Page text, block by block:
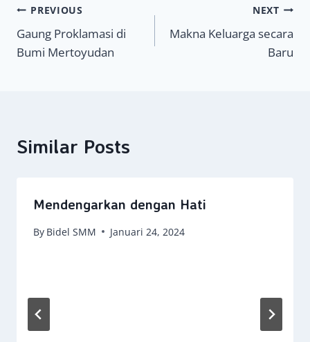
Navigasi
pos
PREVIOUS
Gaung Proklamasi di
Bumi Mertoyudan
NEXT
Makna Keluarga secara
Baru
Similar Posts
Mendengarkan dengan Hati
By Bidel SMM Januari 24, 2024